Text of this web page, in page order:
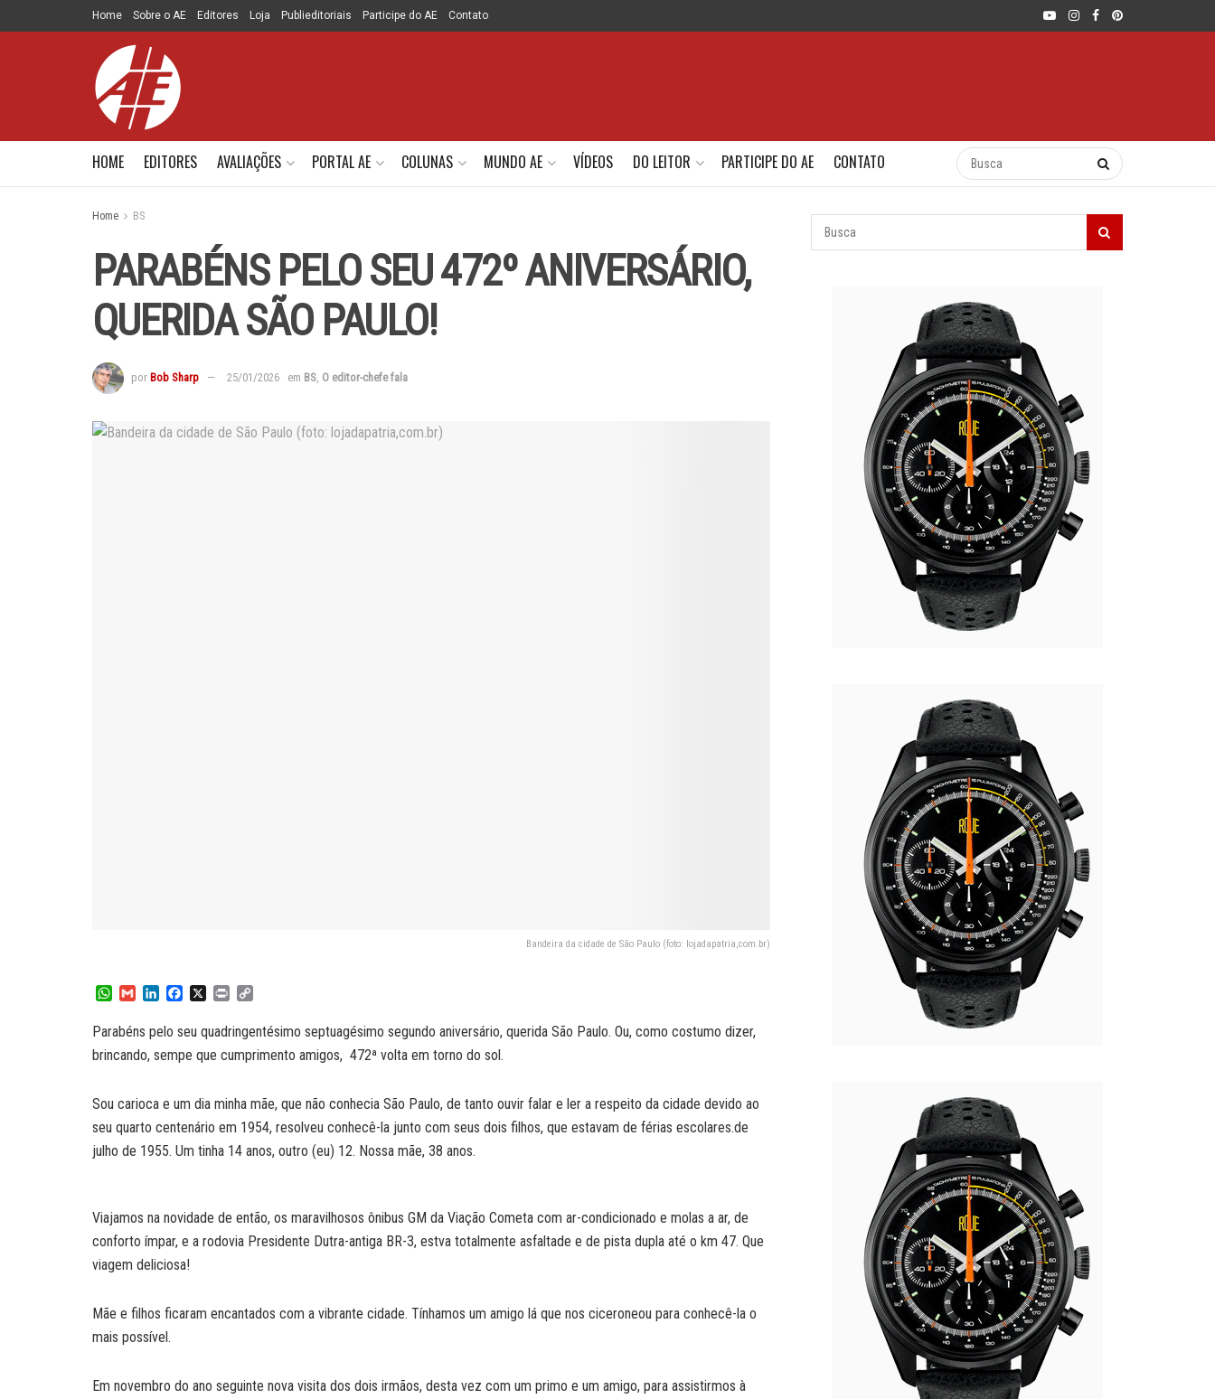
Home Sobre o AE Editores Loja Publieditoriais Participe do AE Contato
HOME EDITORES AVALIAÇÕES PORTAL AE COLUNAS MUNDO AE VÍDEOS DO LEITOR PARTICIPE DO AE CONTATO
Home BS
PARABÉNS PELO SEU 472º ANIVERSÁRIO,
QUERIDA SÃO PAULO!
por Bob Sharp 25/01/2026 em BS, O editor-chefe fala
Bandeira da cidade de São Paulo (foto: lojadapatria,com.br)
W
a
t
s
p
G
a
i
l
n
k
e
n
c
e
b
k
X
P
i
n
t
p
y
L
k
Parabéns pelo seu quadringentésimo septuagésimo segundo aniversário, querida São Paulo. Ou, como costumo dizer,
brincando, sempe que cumprimento amigos, 472ª volta em torno do sol.
Sou carioca e um dia minha mãe, que não conhecia São Paulo, de tanto ouvir falar e ler a respeito da cidade devido ao
seu quarto centenário em 1954, resolveu conhecê-la junto com seus dois filhos, que estavam de férias escolares.de
julho de 1955. Um tinha 14 anos, outro (eu) 12. Nossa mãe, 38 anos.
Viajamos na novidade de então, os maravilhosos ônibus GM da Viação Cometa com ar-condicionado e molas a ar, de
conforto ímpar, e a rodovia Presidente Dutra-antiga BR-3, estva totalmente asfaltade e de pista dupla até o km 47. Que
viagem deliciosa!
Mãe e filhos ficaram encantados com a vibrante cidade. Tínhamos um amigo lá que nos ciceroneou para conhecê-la o
mais possível.
Em novembro do ano seguinte nova visita dos dois irmãos, desta vez com um primo e um amigo, para assistirmos à